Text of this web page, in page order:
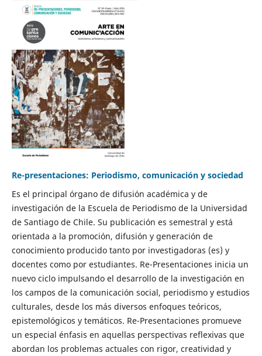
Re-presentaciones: Periodismo, comunicación y sociedad
Es el principal órgano de difusión académica y de
investigación de la Escuela de Periodismo de la Universidad
de Santiago de Chile. Su publicación es semestral y está
orientada a la promoción, difusión y generación de
conocimiento producido tanto por investigadoras (es) y
docentes como por estudiantes. Re-Presentaciones inicia un
nuevo ciclo impulsando el desarrollo de la investigación en
los campos de la comunicación social, periodismo y estudios
culturales, desde los más diversos enfoques teóricos,
epistemológicos y temáticos. Re-Presentaciones promueve
un especial énfasis en aquellas perspectivas reflexivas que
abordan los problemas actuales con rigor, creatividad y